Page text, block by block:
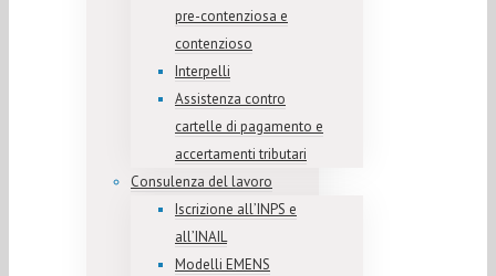
pre-contenziosa e
contenzioso
Interpelli
Assistenza contro
cartelle di pagamento e
accertamenti tributari
Consulenza del lavoro
Iscrizione all’INPS e
all’INAIL
Modelli EMENS